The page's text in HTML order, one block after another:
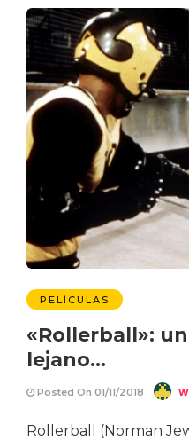
PELÍCULAS
«Rollerball»:
lejano…
Posted On 01/11/2018
Rollerball (Norman